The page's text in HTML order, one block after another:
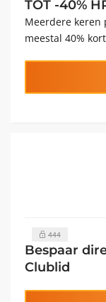
TOT -40%
Meerdere keren
meestal 40%
444
Bespaar
Clublid